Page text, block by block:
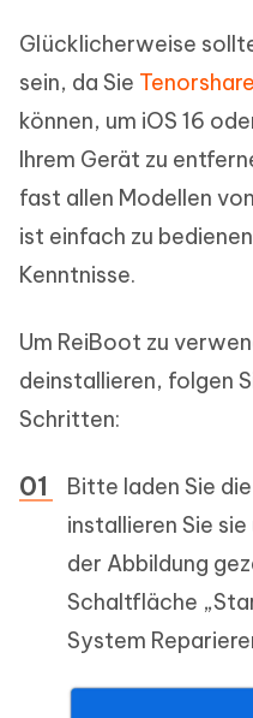
Glücklicherweise
sein, da Sie
können, um iOS 16
Ihrem Gerät zu
fast allen Modellen
ist einfach zu
Kenntnisse.
Um ReiBoot zu
deinstallieren, folgen
Schritten:
Bitte laden Sie
installieren Sie
der Abbildung
Schaltfläche
System